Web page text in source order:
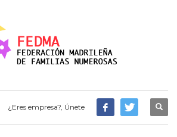
¿Eres empresa?, Únete